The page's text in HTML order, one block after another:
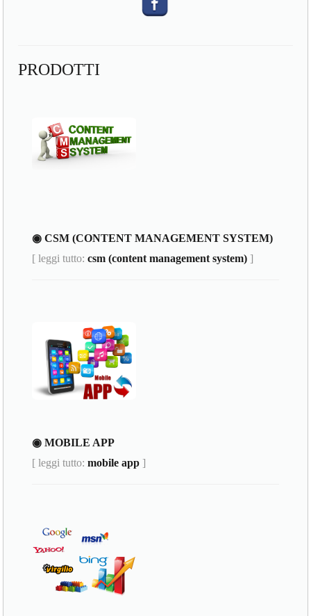
PRODOTTI
◉ CSM (CONTENT MANAGEMENT SYSTEM)
[ leggi tutto:csm (content management system) ]
◉ MOBILE APP
[ leggi tutto:mobile app ]